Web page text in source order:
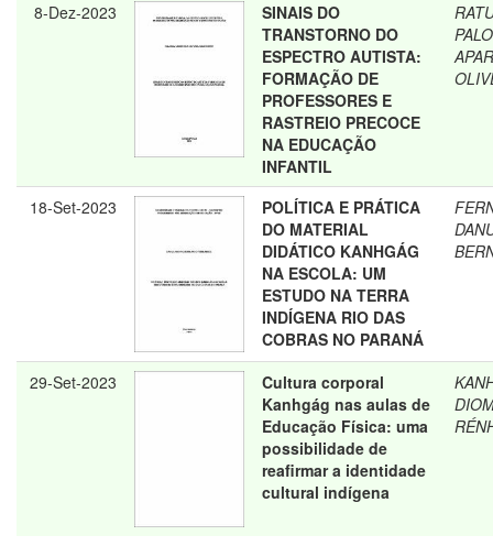
8-Dez-2023
SINAIS DO
TRANSTORNO DO
ESPECTRO AUTISTA:
FORMAÇÃO DE
PROFESSORES E
RASTREIO PRECOCE
NA EDUCAÇÃO
INFANTIL
18-Set-2023
POLÍTICA E PRÁTICA
DO MATERIAL
DIDÁTICO KANHGÁG
NA ESCOLA: UM
ESTUDO NA TERRA
INDÍGENA RIO DAS
COBRAS NO PARANÁ
29-Set-2023
Cultura corporal
Kanhgág nas aulas de
Educação Física: uma
possibilidade de
reafirmar a identidade
cultural indígena